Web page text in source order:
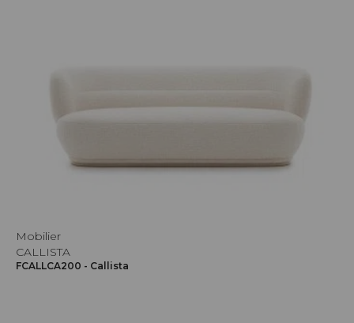
Mobilier
CALLISTA
FCALLCA200 - Callista